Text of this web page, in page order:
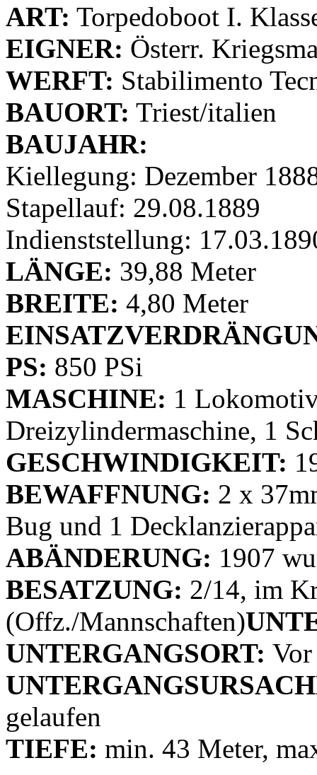
ART: Torpedoboot I.
EIGNER: Österr.
WERFT: Stabilimento
BAUORT: Triest/italien
BAUJAHR:
Kiellegung: Dezember
Stapellauf: 29.08.1889
Indienststellung:
LÄNGE: 39,88 Meter
BREITE: 4,80 Meter
PS: 850 PSi
MASCHINE: 1
Dreizylindermaschine, 1
GESCHWINDIGKEIT:
BEWAFFNUNG: 2 x
Bug und 1
ABÄNDERUNG: 1907
BESATZUNG: 2/14, im
(Offz./Mannschaften)
UNTERGANGSORT:
gelaufen
TIEFE: min. 43 Meter,